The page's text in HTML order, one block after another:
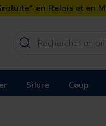
en Relais et en
Silure Coup